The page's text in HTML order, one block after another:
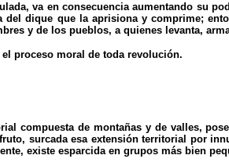
va en consecuencia aumentando su
del dique que la aprisiona y comprime;
y de los pueblos, a quienes levanta,
proceso moral de toda revolución.
compuesta de montañas y de valles,
surcada esa extensión territorial por
existe esparcida en grupos más bien